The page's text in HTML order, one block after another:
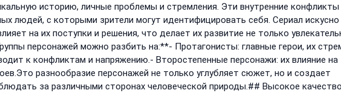
историю, личные проблемы и стремления. Эти внутренние конфликты
людей, с которыми зрители могут идентифицировать себя. Сериал искусно
на их поступки и решения, что делает их развитие не только
персонажей можно разбить на:**- Протагонисты: главные герои, их
к конфликтам и напряжению.- Второстепенные персонажи: их влияние на
разнообразие персонажей не только углубляет сюжет, но и создает
за различными сторонах человеческой природы.## Высокое качество